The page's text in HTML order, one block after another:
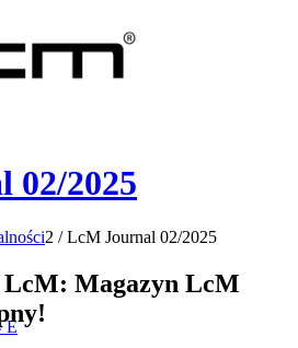
E
02/2025
2 / LcM Journal 02/2025
Magazyn LcM